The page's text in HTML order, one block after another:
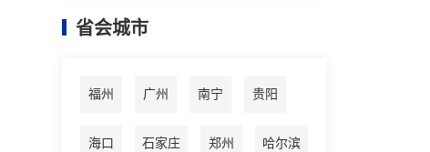
省会城市
福州 广州 南宁 贵阳
海口 石家庄 郑州 哈尔滨